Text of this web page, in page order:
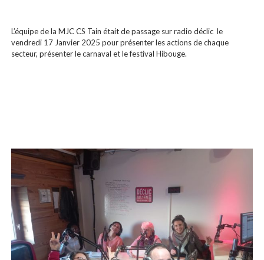
L’équipe de la MJC CS Tain était de passage sur radio déclic le
vendredi 17 Janvier 2025 pour présenter les actions de chaque
secteur, présenter le carnaval et le festival Hibouge.